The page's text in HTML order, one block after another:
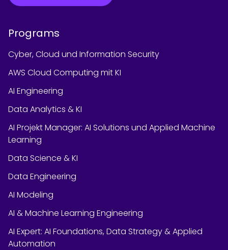
Programs
Cyber, Cloud und Information Security
AWS Cloud Computing mit KI
AI Engineering
Data Analytics & KI
AI Projekt Manager: AI Solutions und Applied Machine
Learning
Data Science & KI
Data Engineering
AI Modeling
AI & Machine Learning Engineering
AI Expert: AI Foundations, Data Strategy & Applied
Automation